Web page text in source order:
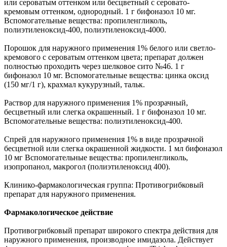
или сероватым оттенком или бесцветный с серовато-
кремовым оттенком, однородный. 1 г бифоназол 10 мг.
Вспомогательные вещества: пропиленгликоль,
полиэтиленоксид-400, полиэтиленоксид-4000.
Порошок для наружного применения 1% белого или светло-
кремового с сероватым оттенком цвета; препарат должен
полностью проходить через шелковое сито №46. 1 г
бифоназол 10 мг. Вспомогательные вещества: цинка оксид
(150 мг/1 г), крахмал кукурузный, тальк.
Раствор для наружного применения 1% прозрачный,
бесцветный или слегка окрашенный. 1 г бифоназол 10 мг.
Вспомогательные вещества: полиэтиленоксид-400.
Спрей для наружного применения 1% в виде прозрачной
бесцветной или слегка окрашенной жидкости. 1 мл бифоназол
10 мг Вспомогательные вещества: пропиленгликоль,
изопропанол, макрогол (полиэтиленоксид 400).
Клинико-фармакологическая группа: Противогрибковый
препарат для наружного применения.
Фармакологическое действие
Противогрибковый препарат широкого спектра действия для
наружного применения, производное имидазола. Действует